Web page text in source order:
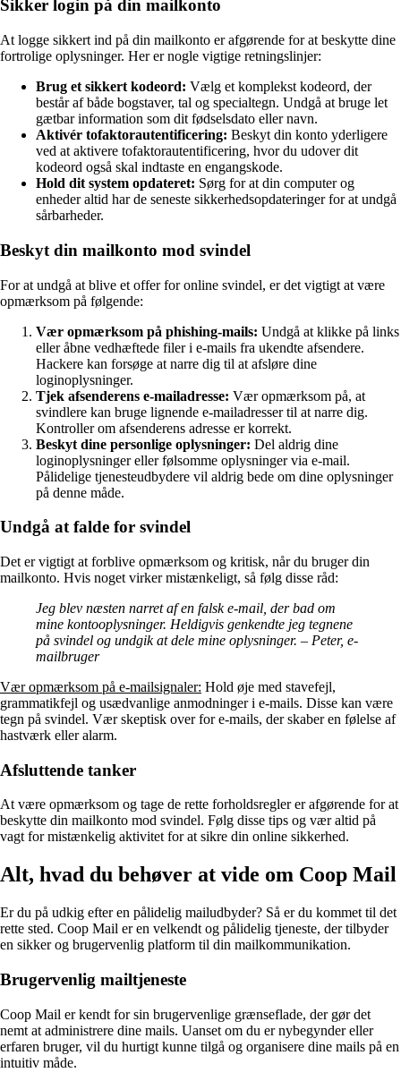
Sikker login på din mailkonto
At logge sikkert ind på din mailkonto er afgørende for at beskytte dine
fortrolige oplysninger. Her er nogle vigtige retningslinjer:
Brug et sikkert kodeord: Vælg et komplekst kodeord, der
består af både bogstaver, tal og specialtegn. Undgå at bruge let
gætbar information som dit fødselsdato eller navn.
Aktivér tofaktorautentificering: Beskyt din konto yderligere
ved at aktivere tofaktorautentificering, hvor du udover dit
kodeord også skal indtaste en engangskode.
Hold dit system opdateret: Sørg for at din computer og
enheder altid har de seneste sikkerhedsopdateringer for at undgå
sårbarheder.
Beskyt din mailkonto mod svindel
For at undgå at blive et offer for online svindel, er det vigtigt at være
opmærksom på følgende:
Vær opmærksom på phishing-mails: Undgå at klikke på links
eller åbne vedhæftede filer i e-mails fra ukendte afsendere.
Hackere kan forsøge at narre dig til at afsløre dine
loginoplysninger.
Tjek afsenderens e-mailadresse: Vær opmærksom på, at
svindlere kan bruge lignende e-mailadresser til at narre dig.
Kontroller om afsenderens adresse er korrekt.
Beskyt dine personlige oplysninger: Del aldrig dine
loginoplysninger eller følsomme oplysninger via e-mail.
Pålidelige tjenesteudbydere vil aldrig bede om dine oplysninger
på denne måde.
Undgå at falde for svindel
Det er vigtigt at forblive opmærksom og kritisk, når du bruger din
mailkonto. Hvis noget virker mistænkeligt, så følg disse råd:
Jeg blev næsten narret af en falsk e-mail, der bad om
mine kontooplysninger. Heldigvis genkendte jeg tegnene
på svindel og undgik at dele mine oplysninger. – Peter, e-
mailbruger
Vær opmærksom på e-mailsignaler: Hold øje med stavefejl,
grammatikfejl og usædvanlige anmodninger i e-mails. Disse kan være
tegn på svindel. Vær skeptisk over for e-mails, der skaber en følelse af
hastværk eller alarm.
Afsluttende tanker
At være opmærksom og tage de rette forholdsregler er afgørende for at
beskytte din mailkonto mod svindel. Følg disse tips og vær altid på
vagt for mistænkelig aktivitet for at sikre din online sikkerhed.
Alt, hvad du behøver at vide om Coop Mail
Er du på udkig efter en pålidelig mailudbyder? Så er du kommet til det
rette sted. Coop Mail er en velkendt og pålidelig tjeneste, der tilbyder
en sikker og brugervenlig platform til din mailkommunikation.
Brugervenlig mailtjeneste
Coop Mail er kendt for sin brugervenlige grænseflade, der gør det
nemt at administrere dine mails. Uanset om du er nybegynder eller
erfaren bruger, vil du hurtigt kunne tilgå og organisere dine mails på en
intuitiv måde.